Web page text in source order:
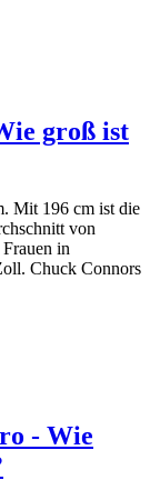
groß ist
Mit 196 cm ist die
von
in
Chuck Connors
- Wie